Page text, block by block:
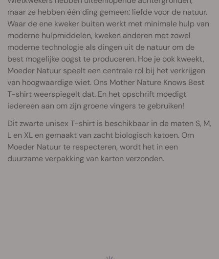
maar ze hebben één ding gemeen: liefde voor de natuur.
Waar de ene kweker buiten werkt met minimale hulp van
moderne hulpmiddelen, kweken anderen met zowel
moderne technologie als dingen uit de natuur om de
best mogelijke oogst te produceren. Hoe je ook kweekt,
Moeder Natuur speelt een centrale rol bij het verkrijgen
van hoogwaardige wiet. Ons Mother Nature Knows Best
T-shirt weerspiegelt dat. En het opschrift moedigt
iedereen aan om zijn groene vingers te gebruiken!
Dit zwarte unisex T-shirt is beschikbaar in de maten S, M,
L en XL en gemaakt van zacht biologisch katoen. Om
Moeder Natuur te respecteren, wordt het in een
duurzame verpakking van karton verzonden.